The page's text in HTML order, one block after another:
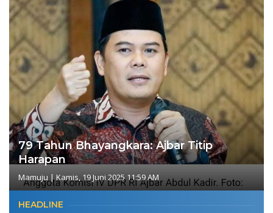
79 Tahun Bhayangkara: Ajbar Titip
Harapan
Mamuju | Kamis, 19 Juni 2025 11:59 AM
HEADLINE